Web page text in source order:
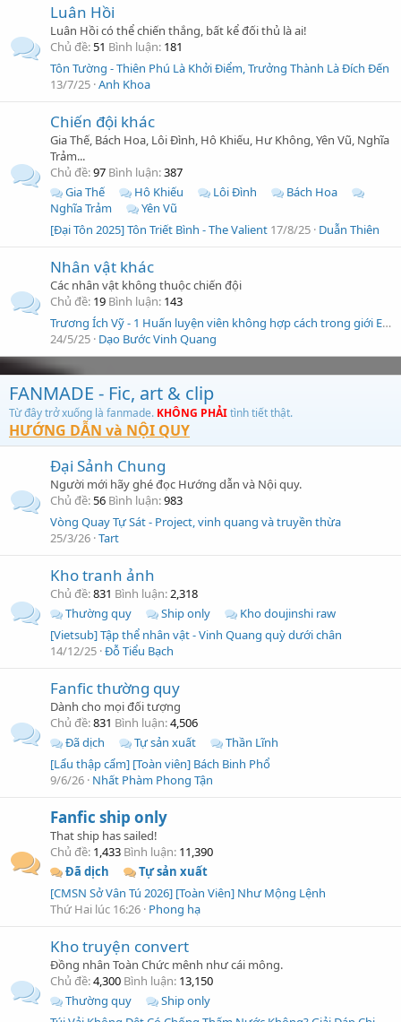
Luân Hồi
Luân Hồi có thể chiến thắng, bất kể đối thủ là ai!
Chủ đề 51 Bình luận 181
Tôn Tường - Thiên Phú Là Khởi Điểm, Trưởng Thành Là Đích Đến
13/7/25 Anh Khoa
Chiến đội khác
Gia Thế, Bách Hoa, Lôi Đình, Hô Khiếu, Hư Không, Yên Vũ, Nghĩa
Trảm...
Chủ đề 97 Bình luận 387
Gia Thế
Hô Khiếu Lôi Đình
Bách Hoa
Nghĩa Trảm
Yên Vũ
[Đại Tôn 2025] Tôn Triết Bình - The Valient 17/8/25 Duẫn Thiên
Nhân vật khác
Các nhân vật không thuộc chiến đội
Chủ đề 19 Bình luận 143
Trương Ích Vỹ - 1 Huấn luyện viên không hợp cách trong giới Esport
24/5/25 Dạo Bước Vinh Quang
FANMADE - Fic, art & clip
Từ đây trở xuống là fanmade. KHÔNG PHẢItình tiết thật.
HƯỚNG DẪN và NỘI QUY
Đại Sảnh Chung
Người mới hãy ghé đọc Hướng dẫn và Nội quy.
Chủ đề 56 Bình luận 983
Vòng Quay Tự Sát - Project, vinh quang và truyền thừa
25/3/26 Tart
Kho tranh ảnh
Chủ đề 831 Bình luận 2,318
Thường quy
Ship only
Kho doujinshi raw
[Vietsub] Tập thể nhân vật - Vinh Quang quỳ dưới chân
14/12/25 Đỗ Tiểu Bạch
Fanfic thường quy
Dành cho mọi đối tượng
Chủ đề 831 Bình luận 4,506
Đã dịch
Tự sản xuất
Thần Lĩnh
[Lẩu thập cẩm] [Toàn viên] Bách Binh Phổ
9/6/26 Nhất Phàm Phong Tận
Fanfic ship only
That ship has sailed!
Chủ đề 1,433 Bình luận 11,390
Đã dịch
Tự sản xuất
[CMSN Sở Vân Tú 2026] [Toàn Viên] Như Mộng Lệnh
Thứ Hai lúc 16:26 Phong hạ
Kho truyện convert
Đồng nhân Toàn Chức mênh như cái mông.
Chủ đề 4,300 Bình luận 13,150
Thường quy
Ship only